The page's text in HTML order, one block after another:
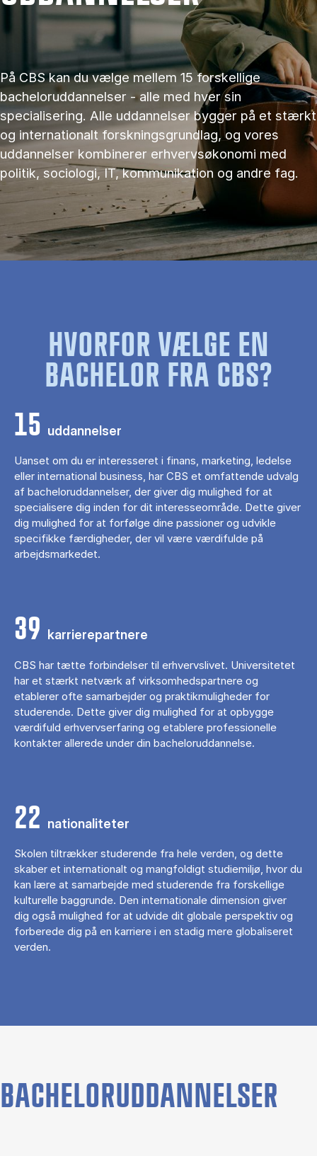
På CBS kan du vælge mellem 15 forskellige
bacheloruddannelser - alle med hver sin
specialisering. Alle uddannelser bygger på et stærkt
og internationalt forskningsgrundlag, og vores
uddannelser kombinerer erhvervsøkonomi med
politik, sociologi, IT, kommunikation og andre fag.
HVORFOR VÆLGE EN
BACHELOR FRA CBS?
15 uddannelser
Uanset om du er interesseret i finans, marketing, ledelse
eller international business, har CBS et omfattende udvalg
af bacheloruddannelser, der giver dig mulighed for at
specialisere dig inden for dit interesseområde. Dette giver
dig mulighed for at forfølge dine passioner og udvikle
specifikke færdigheder, der vil være værdifulde på
arbejdsmarkedet.
39 karrierepartnere
CBS har tætte forbindelser til erhvervslivet. Universitetet
har et stærkt netværk af virksomhedspartnere og
etablerer ofte samarbejder og praktikmuligheder for
studerende. Dette giver dig mulighed for at opbygge
værdifuld erhvervserfaring og etablere professionelle
kontakter allerede under din bacheloruddannelse.
22 nationaliteter
Skolen tiltrækker studerende fra hele verden, og dette
skaber et internationalt og mangfoldigt studiemiljø, hvor du
kan lære at samarbejde med studerende fra forskellige
kulturelle baggrunde. Den internationale dimension giver
dig også mulighed for at udvide dit globale perspektiv og
forberede dig på en karriere i en stadig mere globaliseret
verden.
BACHELORUDDANNELSER